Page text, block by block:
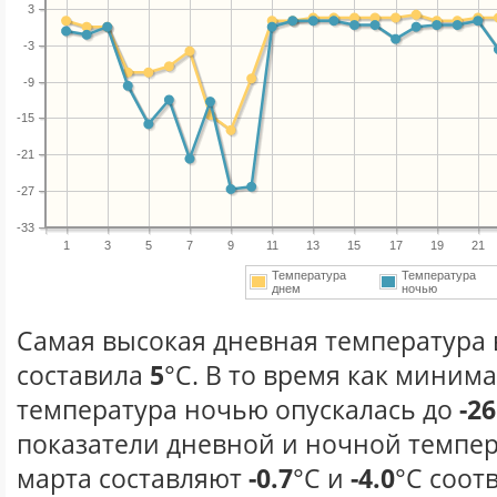
1 3 5 7 9 11 13 15 17 19 21
-33
-27
-21
-15
-9
-3
3
Температура
днем
Температура
ночью
Самая высокая дневная температура
составила 5°С. В то время как
температура ночью опускалась до -26
показатели дневной и ночной
марта составляют-0.7°С и -4.0°С